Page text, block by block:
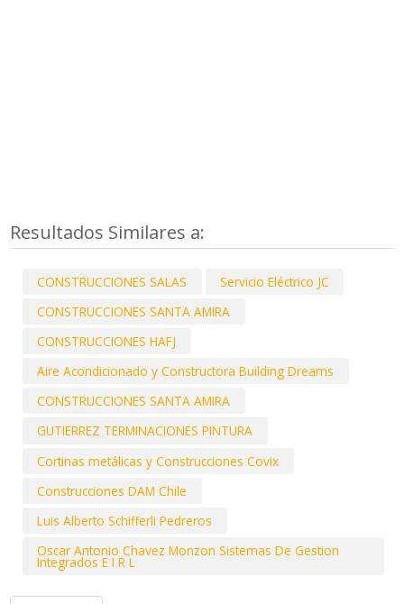
Resultados Similares a:
CONSTRUCCIONES SALAS
Servicio Eléctrico JC
CONSTRUCCIONES SANTA AMIRA
CONSTRUCCIONES HAFJ
Aire Acondicionado y Constructora Building Dreams
CONSTRUCCIONES SANTA AMIRA
GUTIERREZ TERMINACIONES PINTURA
Cortinas metálicas y Construcciones Covix
Construcciones DAM Chile
Luis Alberto Schifferli Pedreros
Oscar Antonio Chavez Monzon Sistemas De Gestion
Integrados E I R L